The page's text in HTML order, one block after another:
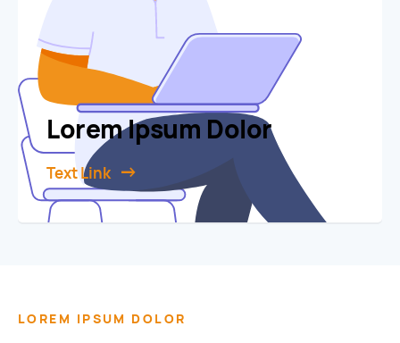
Lorem Ipsum Dolor
Text Link
LOREM IPSUM DOLOR